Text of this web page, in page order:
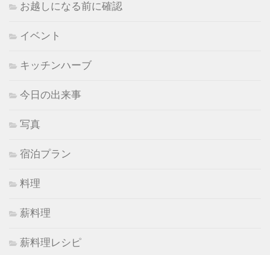
お越しになる前に確認
イベント
キッチンハーブ
今日の出来事
写真
宿泊プラン
料理
薪料理
薪料理レシピ